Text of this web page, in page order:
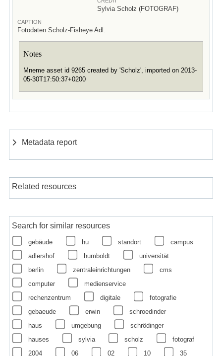
Sylvia Scholz (FOTOGRAF)
CAPTION
Fotodaten Scholz-Fisheye Adl.
Notes
Mneme asset id 9265 created by 'Scholz', imported on 2013-
05-30T17:50:37+0200
Metadata report
Related resources
Search for similar resources
gebäude hu standort
campus
adlershof
humboldt
universität
berlin
zentraleinrichtungen
cms
computer
medienservice
rechenzentrum
digitale
fotografie
gebaeude
erwin
schroedinder
haus
umgebung
schrödinger
hauses
sylvia scholz
fotograf
2004
06 02 10 35